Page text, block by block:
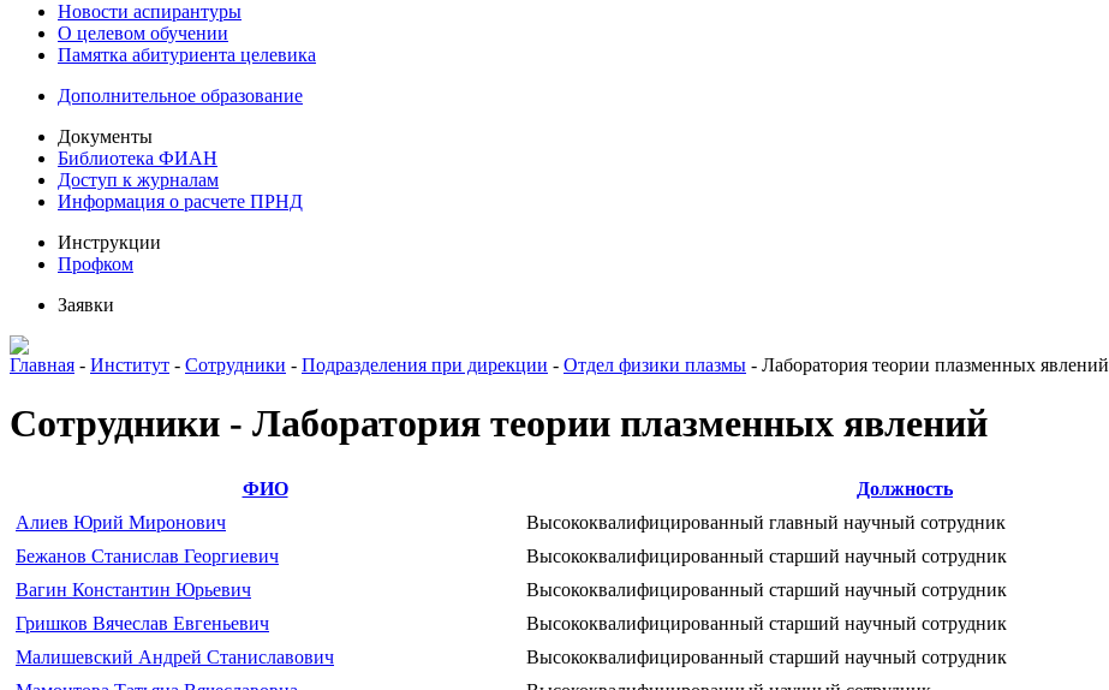
Новости аспирантуры
О целевом обучении
Памятка абитуриента целевика
Дополнительное образование
Документы
Библиотека ФИАН
Доступ к журналам
Информация о расчете ПРНД
Инструкции
Профком
Заявки
Главная - Институт - Сотрудники - Подразделения при дирекции - Отдел физики плазмы - Лаборатория теории плазменных явлений
Сотрудники - Лаборатория теории плазменных явлений
ФИО Должность
Алиев Юрий Миронович
Высококвалифицированный главный научный сотрудник
Бежанов Станислав Георгиевич
Высококвалифицированный старший научный сотрудник
Вагин Константин Юрьевич
Высококвалифицированный старший научный сотрудник
Гришков Вячеслав Евгеньевич
Высококвалифицированный старший научный сотрудник
Малишевский Андрей Станиславович
Высококвалифицированный старший научный сотрудник